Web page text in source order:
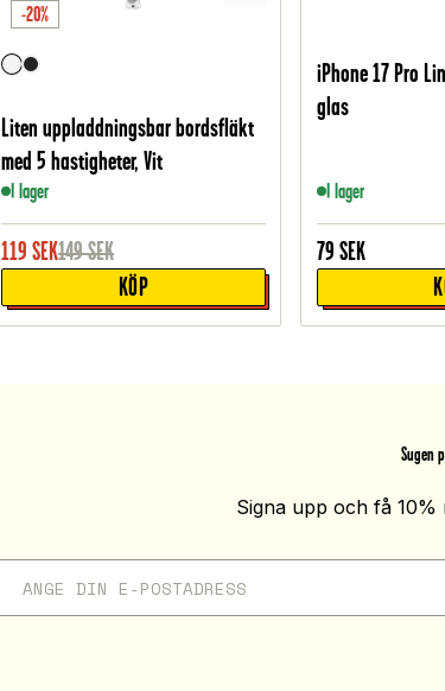
-20%
Liten uppladdningsbar bordsfläkt
med 5 hastigheter, Vit
I lager
119 SEK149SEK
KÖP
iPhone 17 Pro
glas
I lager
79 SEK
Sugen
Signa upp och få